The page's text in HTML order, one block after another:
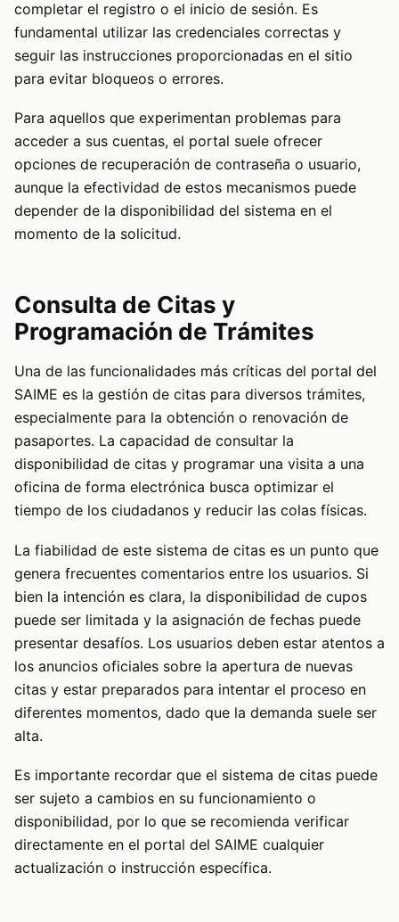
completar el registro o el inicio de sesión. Es
fundamental utilizar las credenciales correctas y
seguir las instrucciones proporcionadas en el sitio
para evitar bloqueos o errores.
Para aquellos que experimentan problemas para
acceder a sus cuentas, el portal suele ofrecer
opciones de recuperación de contraseña o usuario,
aunque la efectividad de estos mecanismos puede
depender de la disponibilidad del sistema en el
momento de la solicitud.
Consulta de Citas y
Programación de Trámites
Una de las funcionalidades más críticas del portal del
SAIME es la gestión de citas para diversos trámites,
especialmente para la obtención o renovación de
pasaportes. La capacidad de consultar la
disponibilidad de citas y programar una visita a una
oficina de forma electrónica busca optimizar el
tiempo de los ciudadanos y reducir las colas físicas.
La fiabilidad de este sistema de citas es un punto que
genera frecuentes comentarios entre los usuarios. Si
bien la intención es clara, la disponibilidad de cupos
puede ser limitada y la asignación de fechas puede
presentar desafíos. Los usuarios deben estar atentos a
los anuncios oficiales sobre la apertura de nuevas
citas y estar preparados para intentar el proceso en
diferentes momentos, dado que la demanda suele ser
alta.
Es importante recordar que el sistema de citas puede
ser sujeto a cambios en su funcionamiento o
disponibilidad, por lo que se recomienda verificar
directamente en el portal del SAIME cualquier
actualización o instrucción específica.